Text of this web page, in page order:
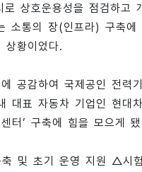
로 상호운용성을 점검하고
소통의 장(인프라) 구축에
상황이었다.
공감하여 국제공인 전력
대표 자동차 기업인 현대차
터’ 구축에 힘을 모으게
및 초기 운영 지원 △시